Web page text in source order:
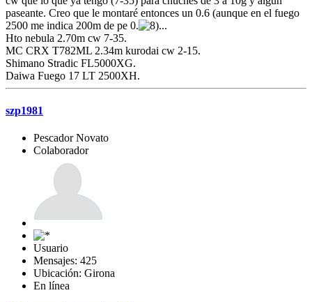
paseante. Creo que le montaré entonces un 0.6 (aunque en el fuego
2500 me indica 200m de pe 0.
...
Hto nebula 2.70m cw 7-35.
MC CRX T782ML 2.34m kurodai cw 2-15.
Shimano Stradic FL5000XG.
Daiwa Fuego 17 LT 2500XH.
szp1981
Pescador Novato
Colaborador
Usuario
Mensajes: 425
Ubicación: Girona
En línea